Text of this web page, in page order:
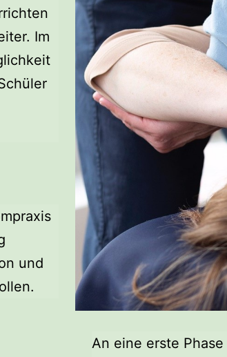
Im
und
An eine erste